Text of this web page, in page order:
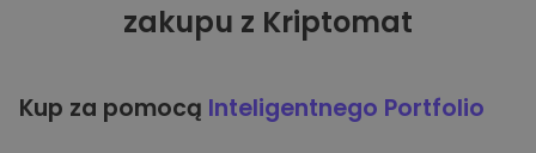
zakupu z Kriptomat
Kup za pomocą Inteligentnego Portfolio